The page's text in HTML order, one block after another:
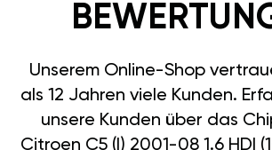
Unserem Online-Shop
als 12 Jahren viele Kunden.
unsere Kunden über das
Citroen C5 (I) 2001-08 1.6 HDI